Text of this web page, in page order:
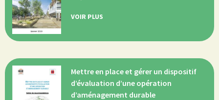
VOIR PLUS
Mettre en place et gérer un dispositif
d’évaluation d’une opération
d’aménagement durable